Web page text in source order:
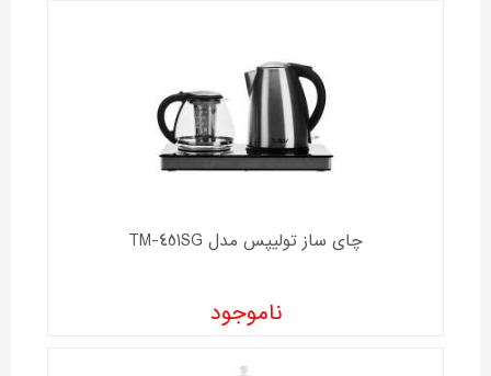
چای ساز تولیپس مدل TM-451SG
ناموجود